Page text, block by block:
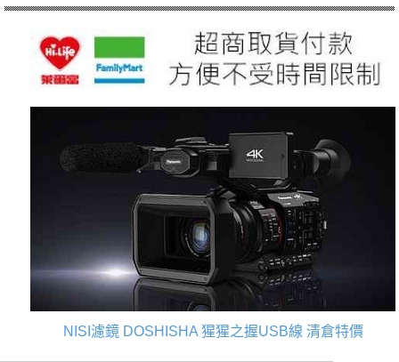
NISI濾鏡 DOSHISHA 猩猩之握USB線 清倉特價